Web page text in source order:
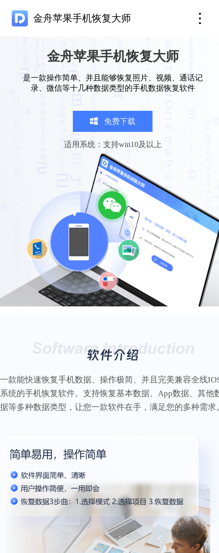
金舟苹果手机恢复大师
金舟苹果手机恢复大师
是一款操作简单、并且能够恢复照片、视频、通话记
录、微信等十几种数据类型的手机数据恢复软件
免费下载
适用系统：支持win10及以上
一款能快速恢复手机数据、操作极简、并且完美兼容全线
系统的手机恢复软件。支持恢复基本数据、App数据、其他
据等多种数据类型，让您一款软件在手，满足您的多种需求